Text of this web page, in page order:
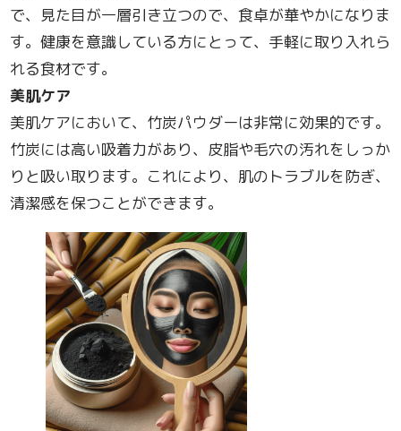
で、見た目が一層引き立つので、食卓が華やかになりま
す。健康を意識している方にとって、手軽に取り入れら
れる食材です。
美肌ケア
美肌ケアにおいて、竹炭パウダーは非常に効果的です。
竹炭には高い吸着力があり、皮脂や毛穴の汚れをしっか
りと吸い取ります。これにより、肌のトラブルを防ぎ、
清潔感を保つことができます。